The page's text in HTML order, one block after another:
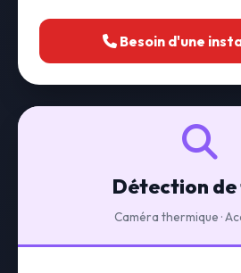
Besoin d'une
Détection
Caméra thermique ·